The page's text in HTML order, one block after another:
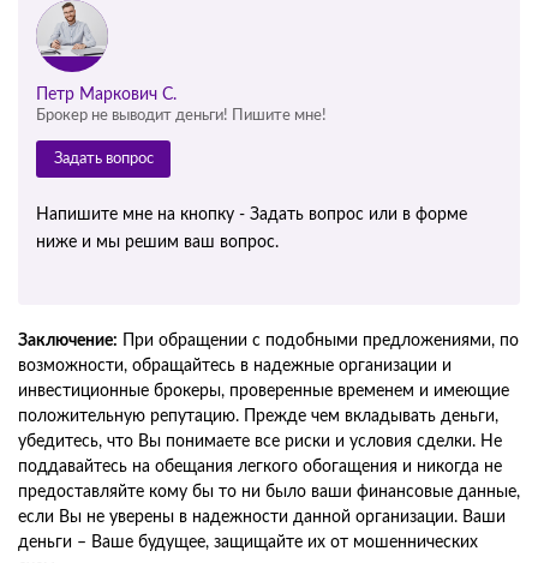
Петр Маркович С.
Брокер не выводит деньги! Пишите мне!
Задать вопрос
Напишите мне на кнопку - Задать вопрос или в форме
ниже и мы решим ваш вопрос.
Заключение: При обращении с подобными предложениями, по
возможности, обращайтесь в надежные организации и
инвестиционные брокеры, проверенные временем и имеющие
положительную репутацию. Прежде чем вкладывать деньги,
убедитесь, что Вы понимаете все риски и условия сделки. Не
поддавайтесь на обещания легкого обогащения и никогда не
предоставляйте кому бы то ни было ваши финансовые данные,
если Вы не уверены в надежности данной организации. Ваши
деньги – Ваше будущее, защищайте их от мошеннических